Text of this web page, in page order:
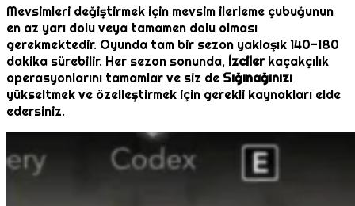
Mevsimleri değiştirmek için mevsim ilerleme çubuğunun
en az yarı dolu veya tamamen dolu olması
gerekmektedir. Oyunda tam bir sezon yaklaşık 140-180
dakika sürebilir. Her sezon sonunda, İzcilerkaçakçılık
operasyonlarını tamamlar ve siz de Sığınağınızı
yükseltmek ve özelleştirmek için gerekli kaynakları elde
edersiniz.